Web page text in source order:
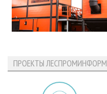
ПРОЕКТЫ ЛЕСПРОМИНФОРМ